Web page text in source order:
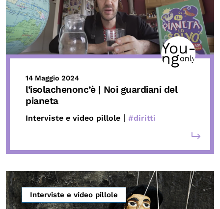
14 Maggio 2024
l’isolachenonc’è | Noi guardiani del
pianeta
Interviste e video pillole | #diritti
Interviste e video pillole